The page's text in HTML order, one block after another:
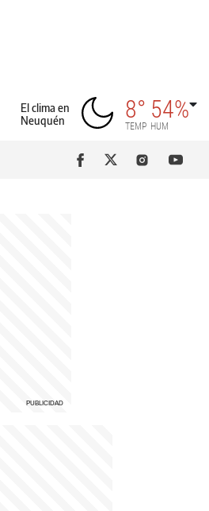
El clima en
Neuquén
8°
TEMP
54%
HUM